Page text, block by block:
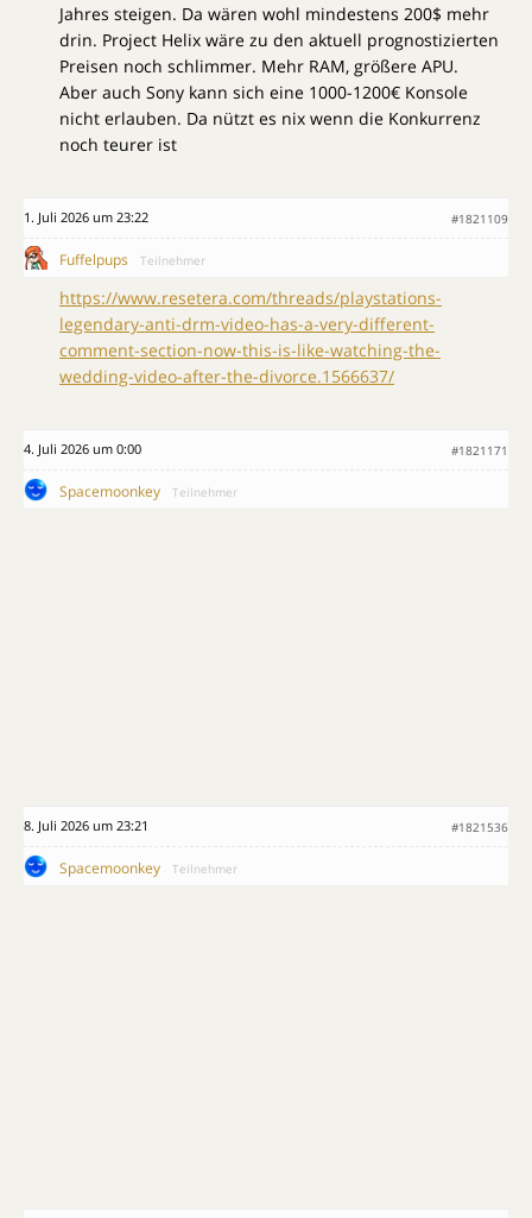
Jahres steigen. Da wären wohl mindestens 200$ mehr
drin. Project Helix wäre zu den aktuell prognostizierten
Preisen noch schlimmer. Mehr RAM, größere APU.
Aber auch Sony kann sich eine 1000-1200€ Konsole
nicht erlauben. Da nützt es nix wenn die Konkurrenz
noch teurer ist
1. Juli 2026 um 23:22 #1821109
Fuffelpups Teilnehmer
https://www.resetera.com/threads/playstations-
legendary-anti-drm-video-has-a-very-different-
comment-section-now-this-is-like-watching-the-
wedding-video-after-the-divorce.1566637/
4. Juli 2026 um 0:00 #1821171
Spacemoonkey Teilnehmer
8. Juli 2026 um 23:21 #1821536
Spacemoonkey Teilnehmer